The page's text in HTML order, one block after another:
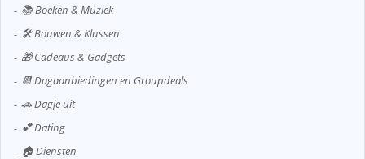
📚 Boeken & Muziek
🛠️ Bouwen & Klussen
🎁 Cadeaus & Gadgets
📆 Dagaanbiedingen en Groupdeals
🚗 Dagje uit
💕 Dating
🏠 Diensten